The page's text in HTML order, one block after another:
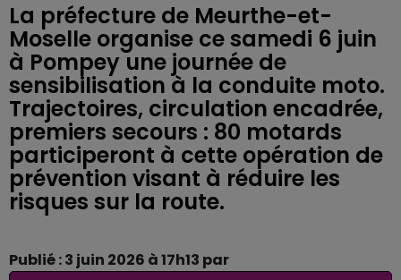
La préfecture de Meurthe-et-
Moselle organise ce samedi 6 juin
à Pompey une journée de
sensibilisation à la conduite moto.
Trajectoires, circulation encadrée,
premiers secours : 80 motards
participeront à cette opération de
prévention visant à réduire les
risques sur la route.
Publié : 3 juin 2026 à 17h13 par